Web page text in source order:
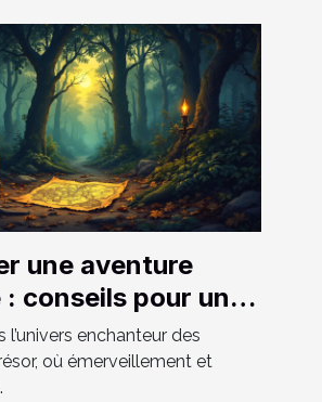
une aventure
conseils pour une
trésor réussie
l’univers enchanteur des
où émerveillement et